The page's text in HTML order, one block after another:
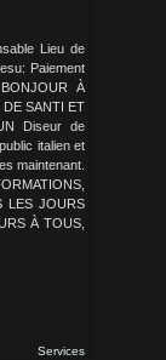
Lieu de
Paiement
À
SANTI ET
Diseur de
italien et
maintenant.
LES JOURS
À TOUS,
Services